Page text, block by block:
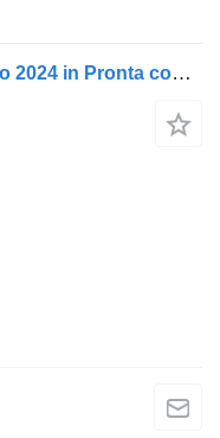
Bull Trailers TOROVELOCE Usato 2024 in Pronta consegna a FR